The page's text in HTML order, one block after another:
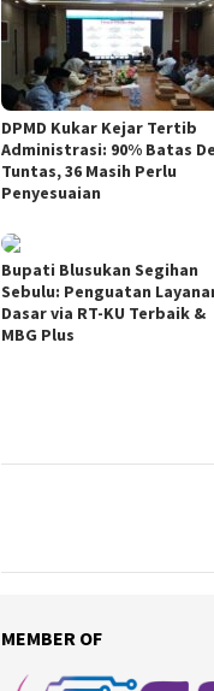
DPMD Kukar Kejar Tertib
Administrasi: 90% Batas
Tuntas, 36 Masih Perlu
Penyesuaian
Bupati Blusukan Segihan
Sebulu: Penguatan
Dasar via RT-KU Terbaik &
MBG Plus
MEMBER OF